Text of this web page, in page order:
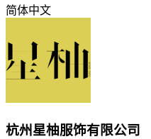
简体中文
杭州星柚服饰有限公司